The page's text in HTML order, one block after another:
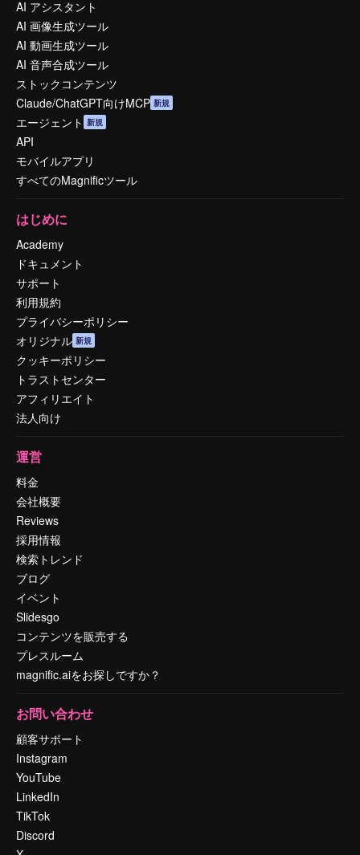
AI アシスタント
AI 画像生成ツール
AI 動画生成ツール
AI 音声合成ツール
ストックコンテンツ
Claude/ChatGPT向けMCP 新規
エージェント 新規
API
モバイルアプリ
すべてのMagnificツール
はじめに
Academy
ドキュメント
サポート
利用規約
プライバシーポリシー
オリジナル 新規
クッキーポリシー
トラストセンター
アフィリエイト
法人向け
運営
料金
会社概要
Reviews
採用情報
検索トレンド
ブログ
イベント
Slidesgo
コンテンツを販売する
プレスルーム
magnific.aiをお探しですか？
お問い合わせ
顧客サポート
Instagram
YouTube
LinkedIn
TikTok
Discord